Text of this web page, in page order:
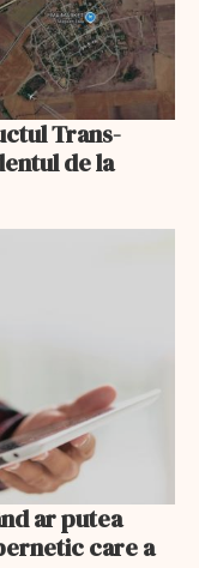
Trans-
de la
ar putea
care a